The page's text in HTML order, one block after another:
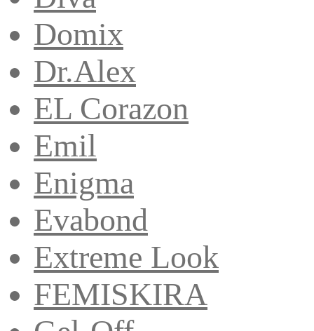
Domix
Dr.Alex
EL Corazon
Emil
Enigma
Evabond
Extreme Look
FEMISKIRA